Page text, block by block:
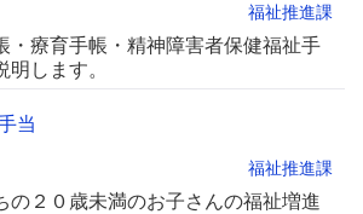
福祉推進課
・療育手帳・精神障害者保健福祉手
します。
当
福祉推進課
の２０歳未満のお子さんの福祉増進